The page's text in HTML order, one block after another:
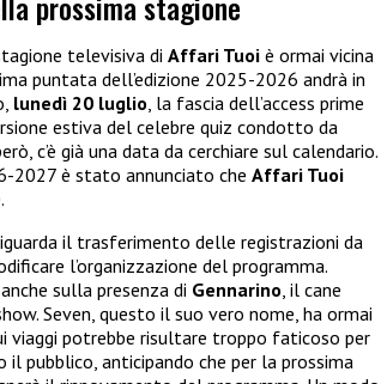
televisiva di Affari Tuoi è ormai vicina
puntata dell’edizione 2025-2026 andrà in
lunedì 20 luglio, la fascia dell’access prime
estiva del celebre quiz condotto da
c’è già una data da cerchiare sul calendario.
2027 è stato annunciato che Affari Tuoi
il trasferimento delle registrazioni da
l’organizzazione del programma.
sulla presenza di Gennarino, il cane
Seven, questo il suo vero nome, ha ormai
viaggi potrebbe risultare troppo faticoso per
il pubblico, anticipando che per la prossima